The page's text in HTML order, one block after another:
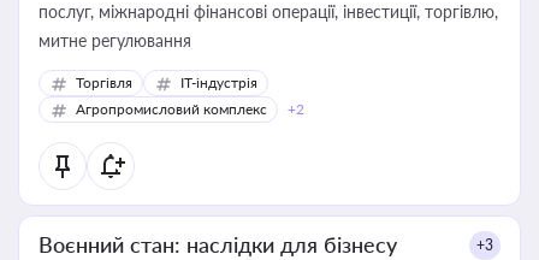
послуг, міжнародні фінансові операції, інвестиції, торгівлю,
митне регулювання
Торгівля
IT-індустрія
Агропромисловий комплекс
+2
Воєнний стан: наслідки для бізнесу +3